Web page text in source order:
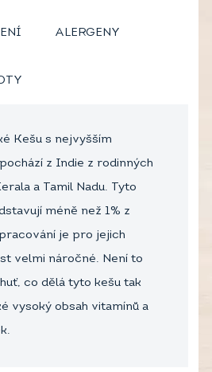
ALERGENY
Kešu s nejvyšším
z Indie z rodinných
a Tamil Nadu. Tyto
méně než 1% z
je pro jejich
velmi náročné. Není to
co dělá tyto kešu tak
vysoký obsah vitamínů a